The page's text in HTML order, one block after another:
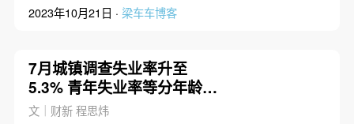
2023年10月21日 · 梁车车博客
7月城镇调查失业率升至
5.3% 青年失业率等分年龄段
数据暂停公布
文｜财新 程思炜